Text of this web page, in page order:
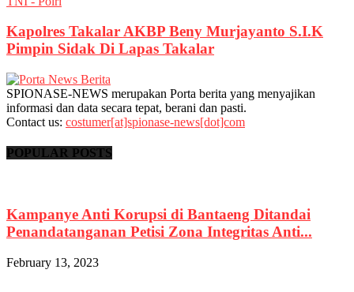
Kapolres Takalar AKBP Beny Murjayanto S.I.K
Pimpin Sidak Di Lapas Takalar
SPIONASE-NEWS merupakan Porta berita yang menyajikan
informasi dan data secara tepat, berani dan pasti.
Contact us: costumer[at]spionase-news[dot]com
POPULAR POSTS
Kampanye Anti Korupsi di Bantaeng Ditandai
Penandatanganan Petisi Zona Integritas Anti...
February 13, 2023